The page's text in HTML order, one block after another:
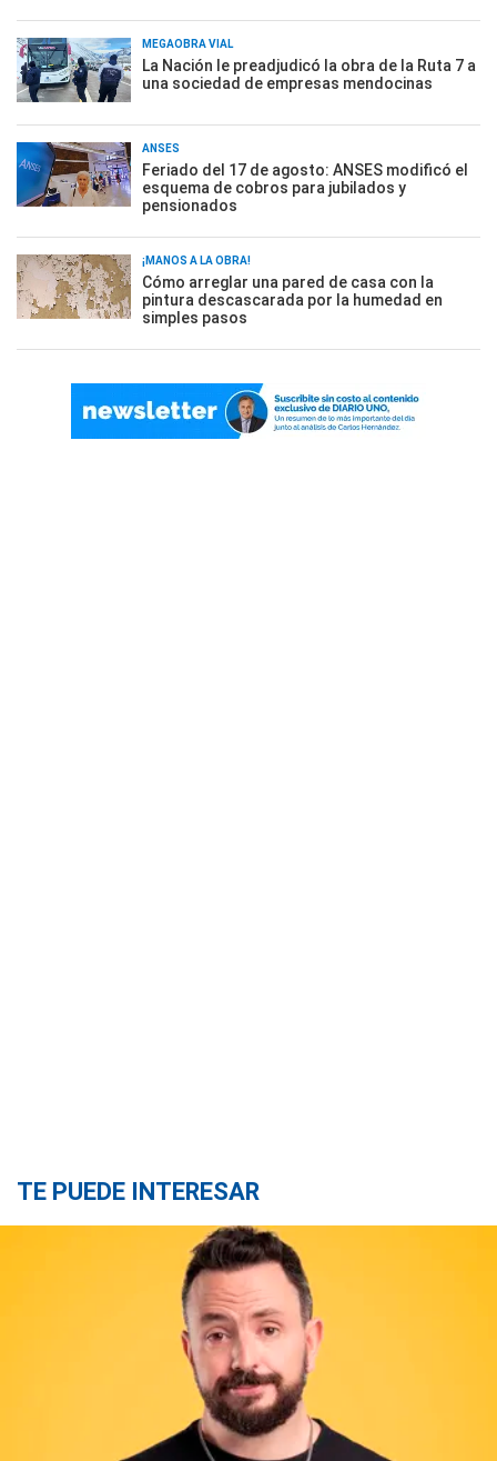
MEGAOBRA VIAL
La Nación le preadjudicó la obra de la Ruta 7 a
una sociedad de empresas mendocinas
ANSES
Feriado del 17 de agosto: ANSES modificó el
esquema de cobros para jubilados y
pensionados
¡MANOS A LA OBRA!
Cómo arreglar una pared de casa con la
pintura descascarada por la humedad en
simples pasos
TE PUEDE INTERESAR